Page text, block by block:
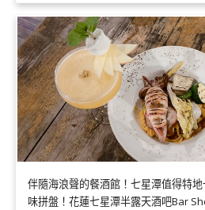
伴隨海浪聲的餐酒館！七星潭值得特
味拼盤！花蓮七星潭半露天酒吧Bar